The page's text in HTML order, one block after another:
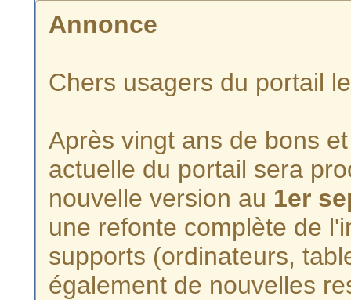
Annonce
Chers usagers du portail
Après vingt ans de bons
actuelle du portail sera
nouvelle version au 1er
une refonte complète de
supports (ordinateurs,
également de nouvelles